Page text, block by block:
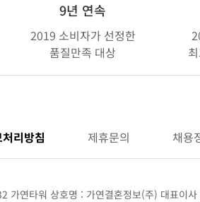
9년 연속
2019 소비자가 선정한
품질만족 대상
리방침 제휴문의 채용
가연타워 상호명 : 가연결혼정보(주) 대표이